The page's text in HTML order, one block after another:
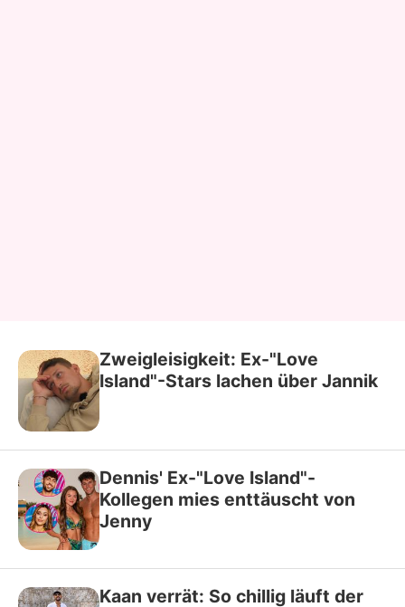
Zweigleisigkeit: Ex-"Love
Island"-Stars lachen über Jannik
Dennis' Ex-"Love Island"-
Kollegen mies enttäuscht von
Jenny
Kaan verrät: So chillig läuft der